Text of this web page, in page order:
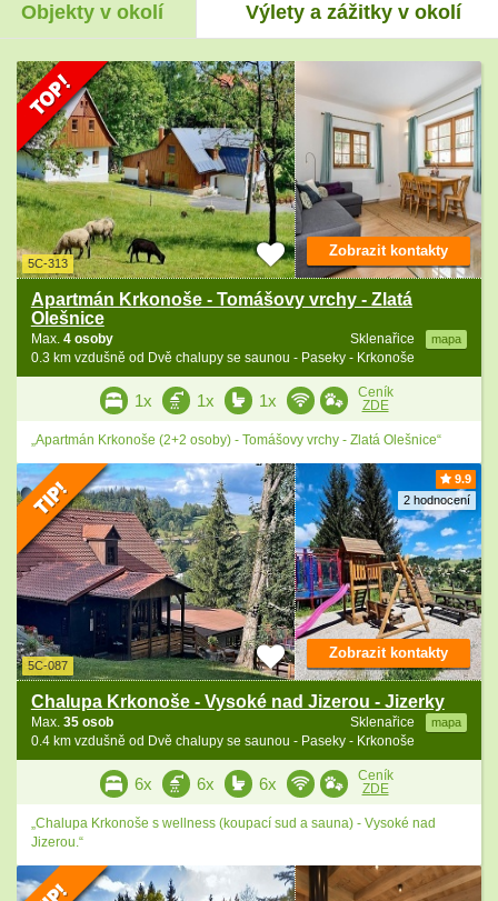
Objekty v okolí Výlety a zážitky v okolí
5C-313
Apartmán Krkonoše - Tomášovy vrchy - Zlatá
Olešnice
Sklenařice mapa
Max. 4 osoby
0.3 km vzdušně od Dvě chalupy se saunou - Paseky - Krkonoše
Zobrazit kontakty
1x 1x 1x
Ceník
ZDE
„Apartmán Krkonoše (2+2 osoby) - Tomášovy vrchy - Zlatá Olešnice“
9.9
2 hodnocení
5C-087
Chalupa Krkonoše - Vysoké nad Jizerou - Jizerky
Sklenařice mapa
Max. 35 osob
0.4 km vzdušně od Dvě chalupy se saunou - Paseky - Krkonoše
Zobrazit kontakty
6x 6x 6x
Ceník
ZDE
„Chalupa Krkonoše s wellness (koupací sud a sauna) - Vysoké nad
Jizerou.“